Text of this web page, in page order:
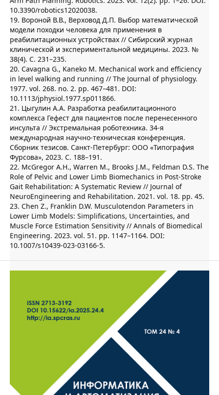
10.3390/robotics12020038.
19. Вороной В.В., Верховод Д.П. Выбор математической
модели походки человека для применения в
реабилитационных устройствах // Сибирский журнал
клинической и экспериментальной медицины. 2023. №
38(4). С. 231–235.
20. Cavagna G., Kaneko M. Mechanical work and efficiency
in level walking and running // The Journal of physiology.
1977. vol. 268. no. 2. pp. 467–481. DOI:
10.1113/jphysiol.1977.sp011866.
21. Цыгулин А.А. Разработка реабилитационного
комплекса Гефест для пациентов после перенесенного
инсульта // Экстремальная роботехника. 34-я
международная научно-техническая конференция.
Сборник тезисов. Санкт-Петербург: ООО «Типография
Фурсова», 2023. С. 188–191.
22. McGregor A.H., Warren M., Brooks J.M., Feldman D.S. The
Role of Pelvic and Lower Limb Biomechanics in Post-Stroke
Gait Rehabilitation: A Systematic Review // Journal of
NeuroEngineering and Rehabilitation. 2021. vol. 18. pp. 45.
23. Chen Z., Franklin D.W. Musculotendon Parameters in
Lower Limb Models: Simplifications, Uncertainties, and
Muscle Force Estimation Sensitivity // Annals of Biomedical
Engineering. 2023. vol. 51. pp. 1147–1164. DOI:
10.1007/s10439-023-03166-5.